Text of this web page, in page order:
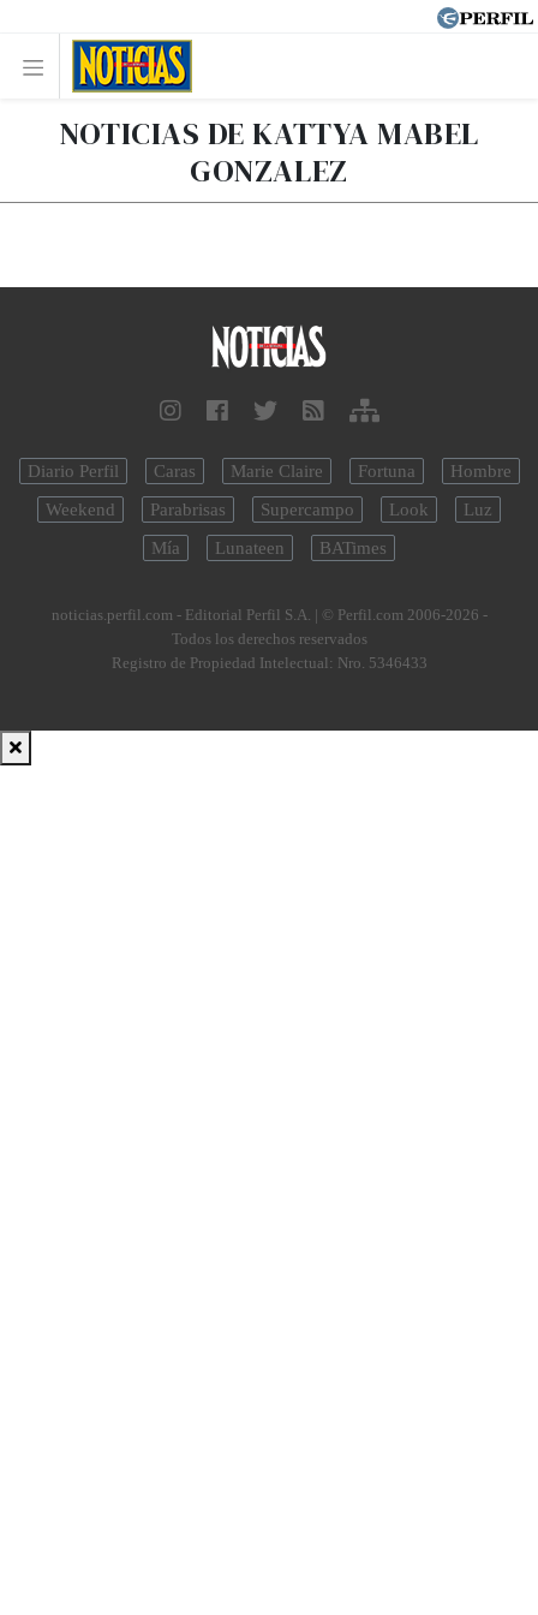
NOTICIAS DE KATTYA MABEL
GONZALEZ
Diario Perfil Caras Marie Claire Fortuna
Hombre
Weekend
Parabrisas Supercampo Look
Luz
Mía
Lunateen BATimes
noticias.perfil.com - Editorial Perfil S.A. | © Perfil.com 2006-2026 -
Todos los derechos reservados
Registro de Propiedad Intelectual: Nro. 5346433